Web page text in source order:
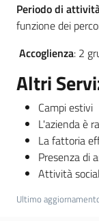
Periodo di
funzione dei
Accoglienza: 2
Altri
Campi estivi
L'azienda è
La fattoria
Presenza di
Attività
Ultimo